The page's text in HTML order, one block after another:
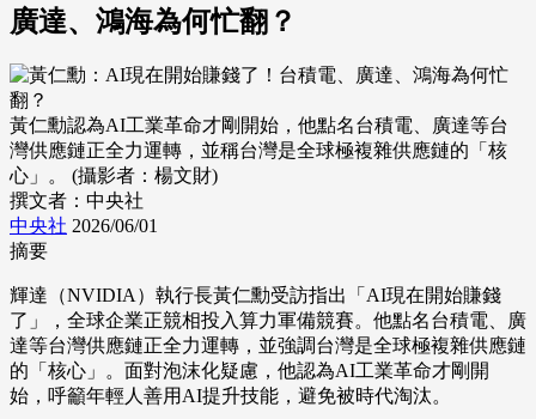
廣達、鴻海為何忙翻？
黃仁勳認為AI工業革命才剛開始，他點名台積電、廣達等台
灣供應鏈正全力運轉，並稱台灣是全球極複雜供應鏈的「核
心」。 (攝影者：楊文財)
撰文者：中央社
中央社 2026/06/01
摘要
輝達（NVIDIA）執行長黃仁勳受訪指出「AI現在開始賺錢
了」，全球企業正競相投入算力軍備競賽。他點名台積電、廣
達等台灣供應鏈正全力運轉，並強調台灣是全球極複雜供應鏈
的「核心」。面對泡沫化疑慮，他認為AI工業革命才剛開
始，呼籲年輕人善用AI提升技能，避免被時代淘汰。